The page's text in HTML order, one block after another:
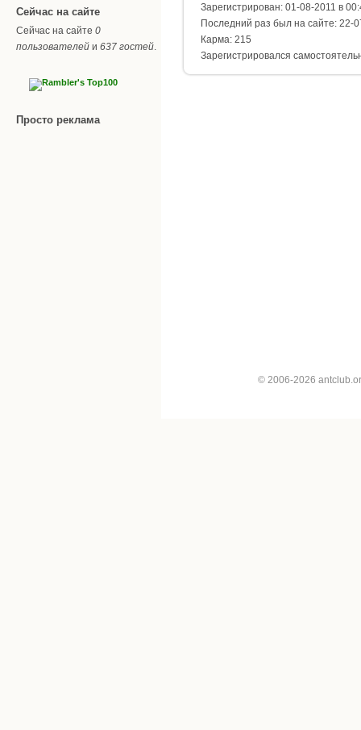
Сейчас на сайте
Сейчас на сайте 0
пользователей и 637 гостей.
Просто реклама
Зарегистрирован: 01-08-2011 в
Последний раз был на сайте: 22-
Карма: 215
Зарегистрировался
© 2006-2026